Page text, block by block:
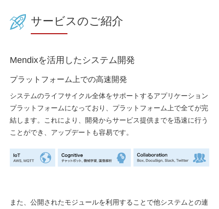
サービスのご紹介
Mendixを活用したシステム開発
プラットフォーム上での高速開発
システムのライフサイクル全体をサポートするアプリケーション
プラットフォームになっており、プラットフォーム上で全てが完
結します。これにより、開発からサービス提供までを迅速に行う
ことができ、アップデートも容易です。
また、公開されたモジュールを利用することで他システムとの連